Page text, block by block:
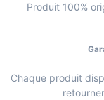
Produit 100%
Chaque produit